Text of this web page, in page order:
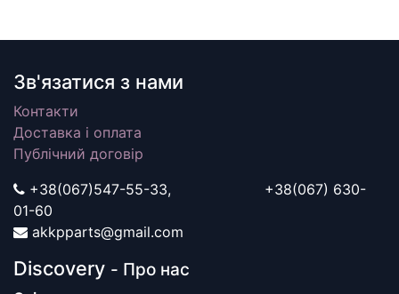
Зв'язатися з нами
Контакти
Доставка і оплата
Публічний договір
+38(067)547-55-33, +38(067) 630-
01-60
akkpparts@gmail.com
Discovery - Про нас